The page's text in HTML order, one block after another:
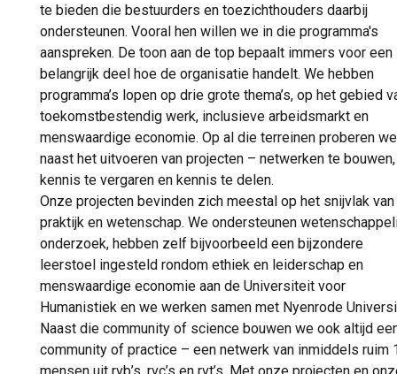
te bieden die bestuurders en toezichthouders daarbij
ondersteunen. Vooral hen willen we in die programma's
aanspreken. De toon aan de top bepaalt immers voor een
belangrijk deel hoe de organisatie handelt. We hebben
programma’s lopen op drie grote thema’s, op het gebied
toekomstbestendig werk, inclusieve arbeidsmarkt en
menswaardige economie. Op al die terreinen proberen
naast het uitvoeren van projecten – netwerken te bouwen,
kennis te vergaren en kennis te delen.
Onze projecten bevinden zich meestal op het snijvlak van
praktijk en wetenschap. We ondersteunen
onderzoek, hebben zelf bijvoorbeeld een bijzondere
leerstoel ingesteld rondom ethiek en leiderschap en
menswaardige economie aan de Universiteit voor
Humanistiek en we werken samen met Nyenrode
Naast die community of science bouwen we ook altijd
community of practice – een netwerk van inmiddels ruim
mensen uit rvb’s, rvc’s en rvt’s. Met onze projecten en